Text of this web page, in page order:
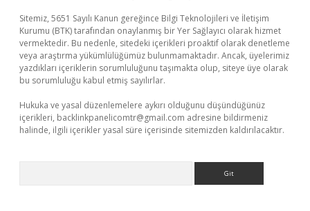
Sitemiz, 5651 Sayılı Kanun gereğince Bilgi Teknolojileri ve İletişim
Kurumu (BTK) tarafından onaylanmış bir Yer Sağlayıcı olarak hizmet
vermektedir. Bu nedenle, sitedeki içerikleri proaktif olarak denetleme
veya araştırma yükümlülüğümüz bulunmamaktadır. Ancak, üyelerimiz
yazdıkları içeriklerin sorumluluğunu taşımakta olup, siteye üye olarak
bu sorumluluğu kabul etmiş sayılırlar.
Hukuka ve yasal düzenlemelere aykırı olduğunu düşündüğünüz
içerikleri, backlinkpanelicomtr@gmail.com adresine bildirmeniz
halinde, ilgili içerikler yasal süre içerisinde sitemizden kaldırılacaktır.